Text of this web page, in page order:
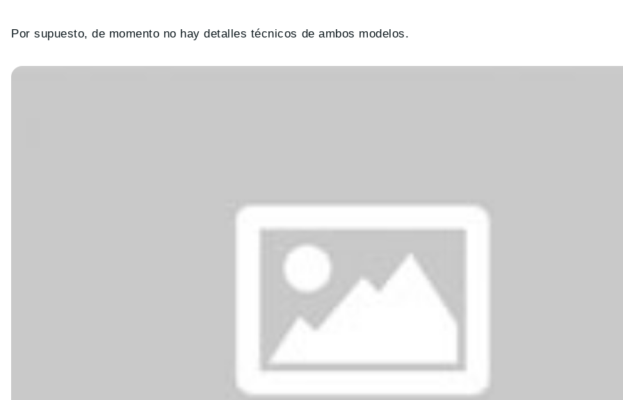
Por supuesto, de momento no hay detalles técnicos de ambos modelos.